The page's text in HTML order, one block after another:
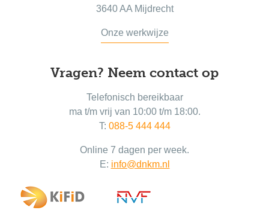
3640 AA Mijdrecht
Onze werkwijze
Vragen? Neem contact op
Telefonisch bereikbaar
ma t/m vrij van 10:00 t/m 18:00.
T: 088-5 444 444
Online 7 dagen per week.
E: info@dnkm.nl